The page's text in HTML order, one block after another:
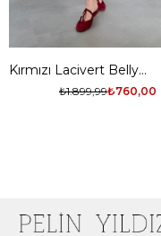
Kırmızı Lacivert Belly
Tasarım Korseli Elbise
₺760,00
₺1.899,99